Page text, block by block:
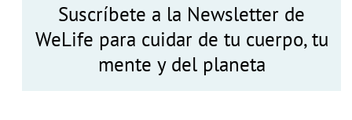
Suscríbete a la Newsletter de
WeLife para cuidar de tu cuerpo, tu
mente y del planeta